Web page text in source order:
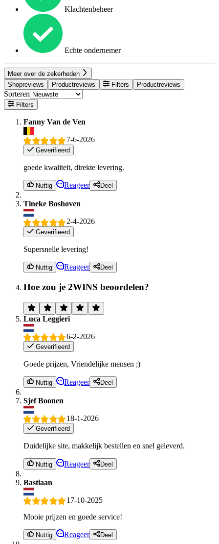
Klachtenbeheer
Echte ondernemer
Meer over de zekerheden
Shopreviews
Productreviews Filters Productreviews
Sorteren
Filters
Fanny Van de Ven
7-6-2026
Geverifieerd
goede kwaliteit, direkte levering.
Nuttig Reageer Deel
Tineke Boshoven
2-4-2026
Geverifieerd
Supersnelle levering!
Nuttig Reageer Deel
Hoe zou je 2WINS beoordelen?
Luca Leggieri
6-2-2026
Geverifieerd
Goede prijzen, Vriendelijke mensen ;)
Nuttig Reageer Deel
Sjef Boonen
18-1-2026
Geverifieerd
Duidelijke site, makkelijk bestellen en snel geleverd.
Nuttig Reageer Deel
Bastiaan
17-10-2025
Mooie prijzen en goede service!
Nuttig Reageer Deel